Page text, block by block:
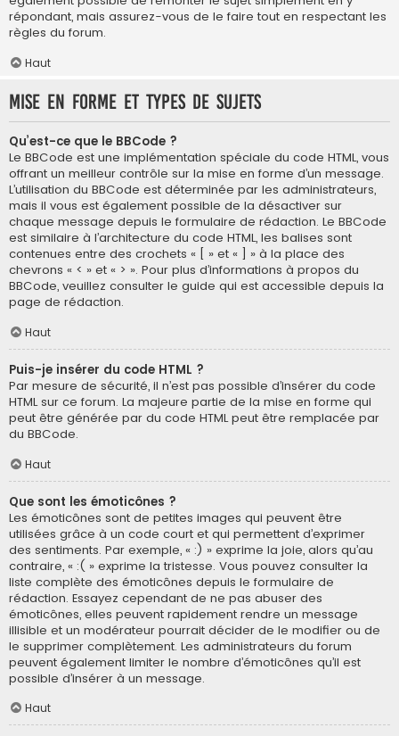
répondant, mais assurez-vous de le faire tout en respectant les
règles du forum.
Haut
Mise en forme et types de sujets
Qu’est-ce que le BBCode ?
Le BBCode est une implémentation spéciale du code HTML, vous
offrant un meilleur contrôle sur la mise en forme d’un message.
L’utilisation du BBCode est déterminée par les administrateurs,
mais il vous est également possible de la désactiver sur
chaque message depuis le formulaire de rédaction. Le BBCode
est similaire à l’architecture du code HTML, les balises sont
contenues entre des crochets « [ » et « ] » à la place des
chevrons « < » et « > ». Pour plus d’informations à propos du
BBCode, veuillez consulter le guide qui est accessible depuis la
page de rédaction.
Haut
Puis-je insérer du code HTML ?
Par mesure de sécurité, il n’est pas possible d’insérer du code
HTML sur ce forum. La majeure partie de la mise en forme qui
peut être générée par du code HTML peut être remplacée par
du BBCode.
Haut
Que sont les émoticônes ?
Les émoticônes sont de petites images qui peuvent être
utilisées grâce à un code court et qui permettent d’exprimer
des sentiments. Par exemple, « :) » exprime la joie, alors qu’au
contraire, « :( » exprime la tristesse. Vous pouvez consulter la
liste complète des émoticônes depuis le formulaire de
rédaction. Essayez cependant de ne pas abuser des
émoticônes, elles peuvent rapidement rendre un message
illisible et un modérateur pourrait décider de le modifier ou de
le supprimer complètement. Les administrateurs du forum
peuvent également limiter le nombre d’émoticônes qu’il est
possible d’insérer à un message.
Haut